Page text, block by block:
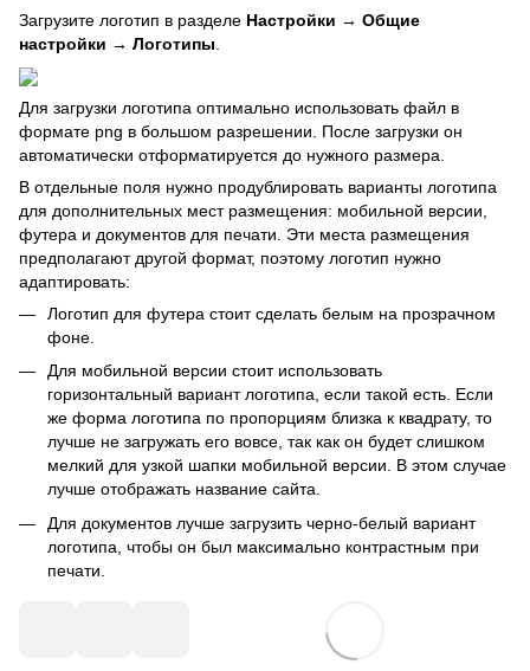
Загрузите логотип в разделе Настройки → Общие
настройки → Логотипы
Для загрузки логотипа оптимально использовать файл в
формате png в большом разрешении. После загрузки он
автоматически отформатируется до нужного размера.
В отдельные поля нужно продублировать варианты логотипа
для дополнительных мест размещения: мобильной версии,
футера и документов для печати. Эти места размещения
предполагают другой формат, поэтому логотип нужно
адаптировать:
Логотип для футера стоит сделать белым на прозрачном
фоне.
Для мобильной версии стоит использовать
горизонтальный вариант логотипа, если такой есть. Если
же форма логотипа по пропорциям близка к квадрату, то
лучше не загружать его вовсе, так как он будет слишком
мелкий для узкой шапки мобильной версии. В этом случае
лучше отображать название сайта.
Для документов лучше загрузить черно-белый вариант
логотипа, чтобы он был максимально контрастным при
печати.